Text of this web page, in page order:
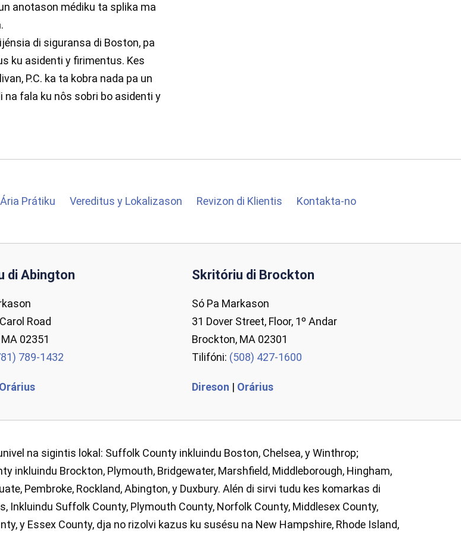
anotason médiku ta splika ma
di siguransa di Boston, pa
ku asidenti y firimentus. Kes
P.C. ka ta kobra nada pa un
fala ku nôs sobri bo asidenti y
Ária Prátiku Vereditus y Lokalizason Revizon di Klientis Kontakta-no
di Abington
Road
02351
789-1432
Orárius
Skritóriu di Brockton
Só Pa Markason
31 Dover Street, Floor, 1º Andar
Brockton, MA 02301
Tilifóni: (508) 427-1600
Direson | Orárius
na sigintis lokal: Suffolk County inkluindu Boston, Chelsea, y Winthrop;
inkluindu Brockton, Plymouth, Bridgewater, Marshfield, Middleborough, Hingham,
Pembroke, Rockland, Abington, y Duxbury. Alén di sirvi tudu kes komarkas di
Inkluindu Suffolk County, Plymouth County, Norfolk County, Middlesex County,
y Essex County, dja no rizolvi kazus ku susésu na New Hampshire, Rhode Island,